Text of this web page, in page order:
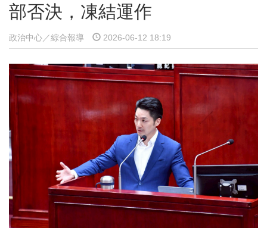
部否決，凍結運作
政治中心／綜合報導 2026-06-12 18:19